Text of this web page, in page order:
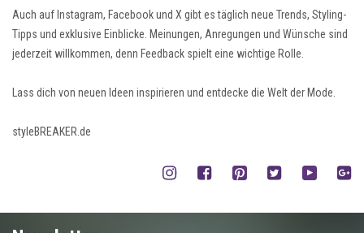
Auch auf Instagram, Facebook und X gibt es täglich neue Trends, Styling-
Tipps und exklusive Einblicke. Meinungen, Anregungen und Wünsche sind
jederzeit willkommen, denn Feedback spielt eine wichtige Rolle.
Lass dich von neuen Ideen inspirieren und entdecke die Welt der Mode.
styleBREAKER.de